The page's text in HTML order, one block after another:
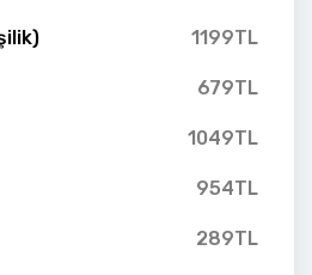
1199TL
679TL
1049TL
954TL
289TL